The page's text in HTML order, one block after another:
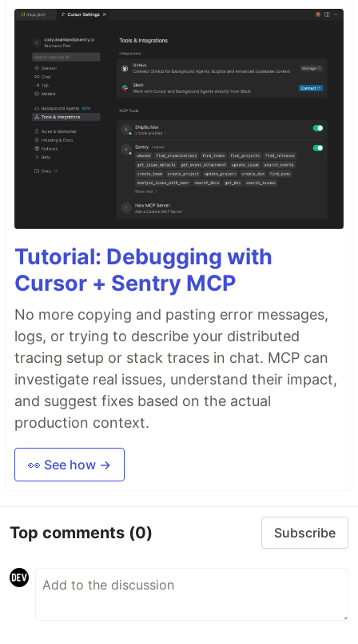
Tutorial: Debugging with
Cursor + Sentry MCP
No more copying and pasting error messages,
logs, or trying to describe your distributed
tracing setup or stack traces in chat. MCP can
investigate real issues, understand their impact,
and suggest fixes based on the actual
production context.
👀 See how →
Top comments (0) Subscribe